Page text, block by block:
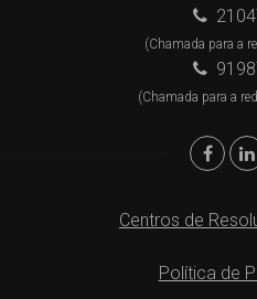
(Chamada para a
(Chamada para a
Centros de
Política de